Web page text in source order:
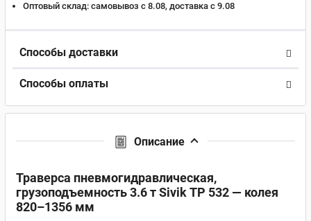
Оптовый склад: самовывоз с 8.08, доставка c 9.08
Способы доставки
Способы оплаты
Описание
Траверса пневмогидравлическая,
грузоподъемность 3.6 т Sivik ТР 532 — колея
820–1356 мм